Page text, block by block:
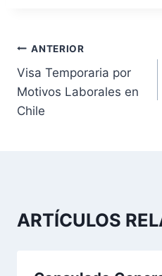
N
a
v
c
ANTERIOR
Visa Temporaria por
Motivos Laborales en
Chile
ARTÍCULOS